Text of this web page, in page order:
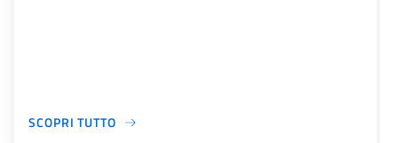
SCOPRI TUTTO